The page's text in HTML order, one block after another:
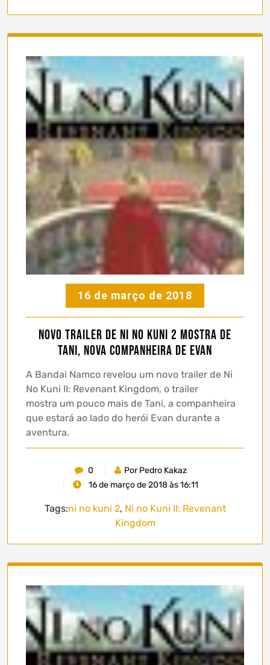
16 de março de 2018
Novo trailer de Ni No Kuni 2 mostra de
Tani, nova companheira de Evan
A Bandai Namco revelou um novo trailer de Ni
No Kuni II: Revenant Kingdom, o trailer
mostra um pouco mais de Tani, a companheira
que estará ao lado do herói Evan durante a
aventura.
0
Por Pedro Kakaz
16 de março de 2018 às 16:11
Tags:ni no kuni 2, Ni no Kuni II: Revenant
Kingdom